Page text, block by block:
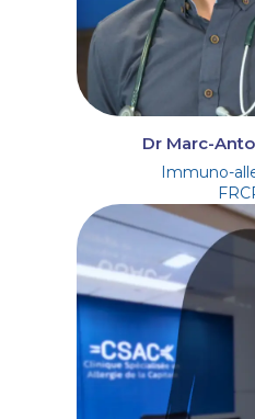
Dr Marc-
Immuno-